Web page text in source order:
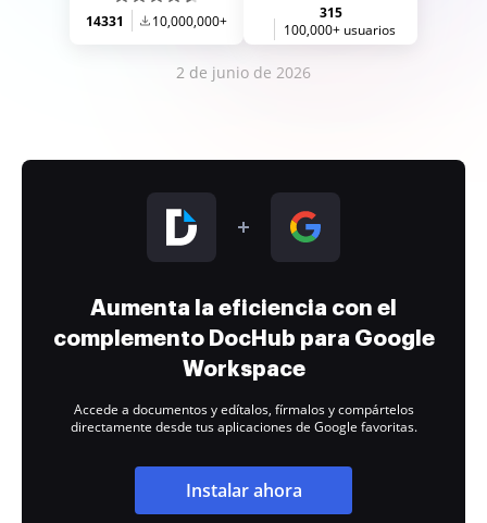
14331 10,000,000+
315
100,000+ usuarios
2 de junio de 2026
Aumenta la eficiencia con el
complemento DocHub para Google
Workspace
Accede a documentos y edítalos, fírmalos y compártelos
directamente desde tus aplicaciones de Google favoritas.
Instalar ahora